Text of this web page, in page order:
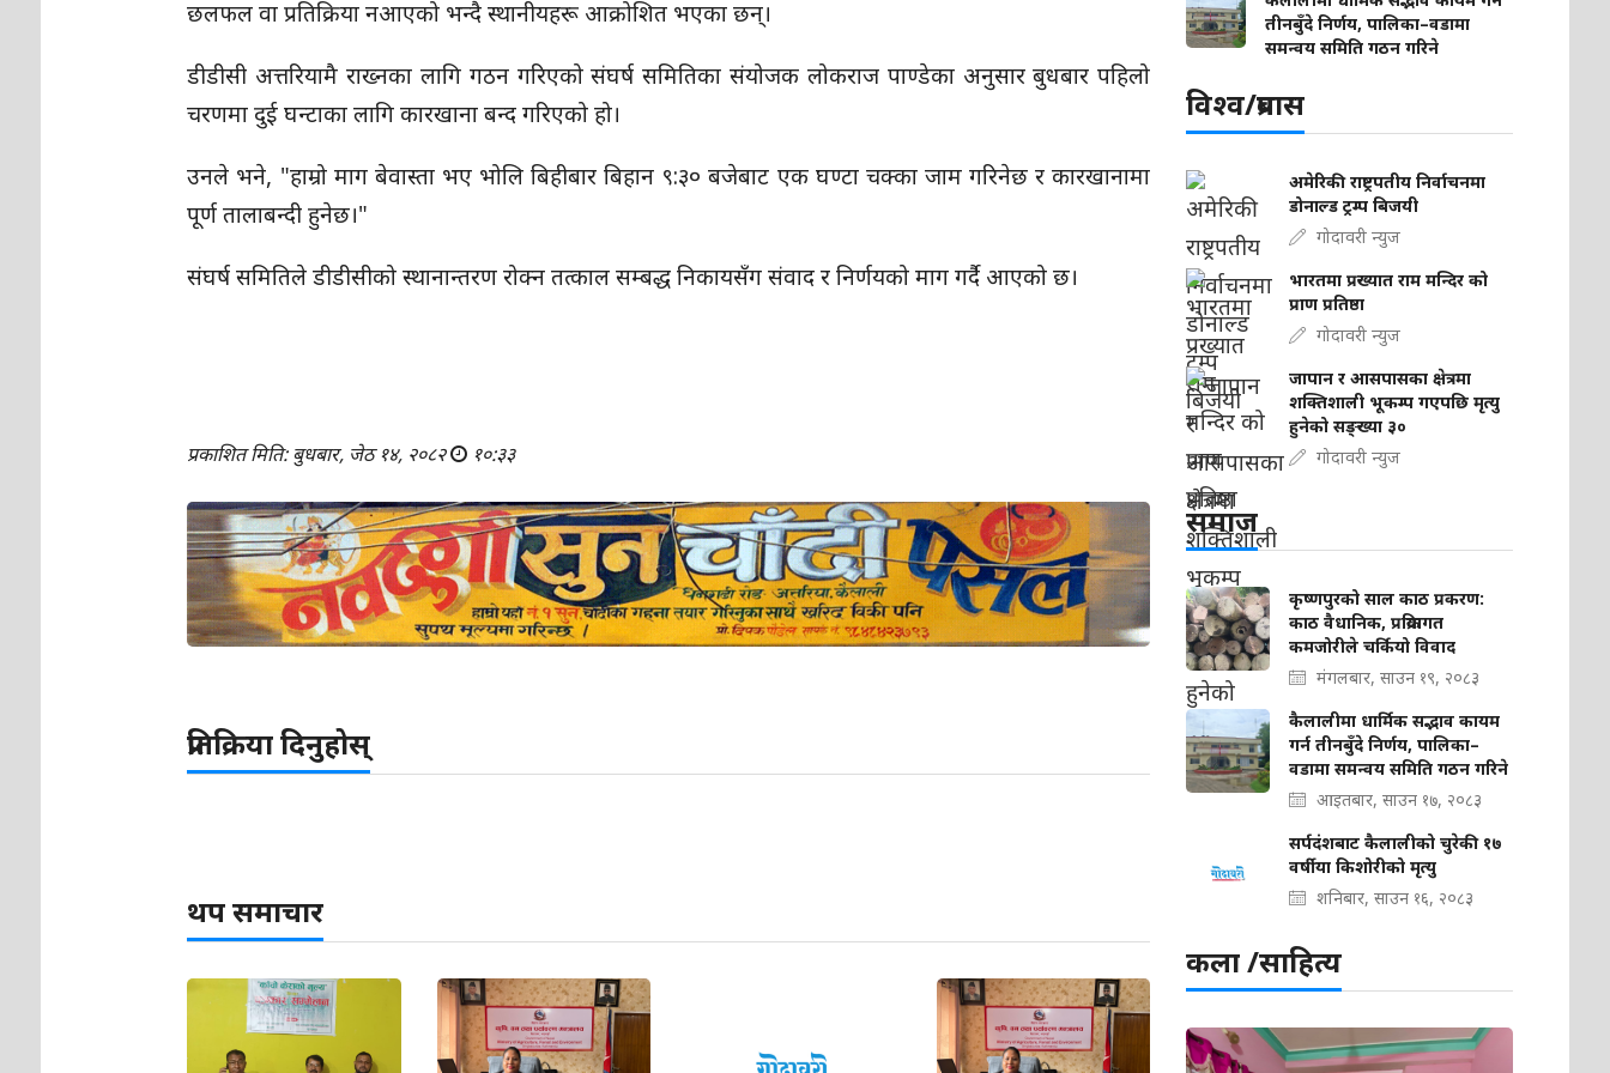
छलफल वा प्रतिक्रिया नआएको भन्दै स्थानीयहरू आक्रोशित भएका छन्।
डीडीसी अत्तरियामै राख्नका लागि गठन गरिएको संघर्ष समितिका संयोजक लोकराज पाण्डेका अनुसार बुधबार पहिलो
चरणमा दुई घन्टाका लागि कारखाना बन्द गरिएको हो।
उनले भने, "हाम्रो माग बेवास्ता भए भोलि बिहीबार बिहान ९:३० बजेबाट एक घण्टा चक्का जाम गरिनेछ र कारखानामा
पूर्ण तालाबन्दी हुनेछ।"
संघर्ष समितिले डीडीसीको स्थानान्तरण रोक्न तत्काल सम्बद्ध निकायसँग संवाद र निर्णयको माग गर्दै आएको छ।
प्रकाशित मिति: बुधबार, जेठ १४, २०८२ १०:३३
प्रतिक्रिया दिनुहोस्
थप समाचार
तीनबुँदे निर्णय, पालिका–वडामा
समन्वय समिति गठन गरिने
विश्व/प्रबास
अमेरिकी राष्ट्रपतीय निर्वाचनमा
डोनाल्ड ट्रम्प बिजयी
गोदावरी न्युज
भारतमा प्रख्यात राम मन्दिर को
प्राण प्रतिष्ठा
गोदावरी न्युज
जापान र आसपासका क्षेत्रमा
शक्तिशाली भूकम्प गएपछि मृत्यु
हुनेको सङ्ख्या ३०
गोदावरी न्युज
समाज
कृष्णपुरको साल काठ प्रकरण:
काठ वैधानिक, प्रक्रियागत
कमजोरीले चर्कियो विवाद
मंगलबार, साउन १९, २०८३
कैलालीमा धार्मिक सद्भाव कायम
गर्न तीनबुँदे निर्णय, पालिका–
वडामा समन्वय समिति गठन गरिने
आइतबार, साउन १७, २०८३
सर्पदंशबाट कैलालीको चुरेकी १७
वर्षीया किशोरीको मृत्यु
शनिबार, साउन १६, २०८३
कला /साहित्य